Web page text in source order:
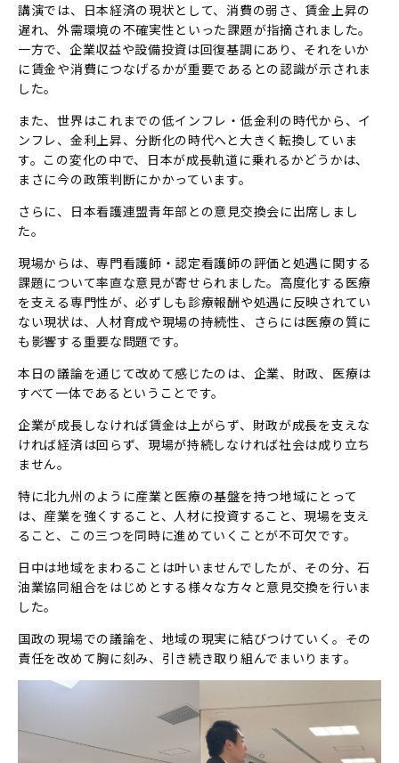
講演では、日本経済の現状として、消費の弱さ、賃金上昇の
遅れ、外需環境の不確実性といった課題が指摘されました。
一方で、企業収益や設備投資は回復基調にあり、それをいか
に賃金や消費につなげるかが重要であるとの認識が示されま
した。
また、世界はこれまでの低インフレ・低金利の時代から、イ
ンフレ、金利上昇、分断化の時代へと大きく転換していま
す。この変化の中で、日本が成長軌道に乗れるかどうかは、
まさに今の政策判断にかかっています。
さらに、日本看護連盟青年部との意見交換会に出席しまし
た。
現場からは、専門看護師・認定看護師の評価と処遇に関する
課題について率直な意見が寄せられました。高度化する医療
を支える専門性が、必ずしも診療報酬や処遇に反映されてい
ない現状は、人材育成や現場の持続性、さらには医療の質に
も影響する重要な問題です。
本日の議論を通じて改めて感じたのは、企業、財政、医療は
すべて一体であるということです。
企業が成長しなければ賃金は上がらず、財政が成長を支えな
ければ経済は回らず、現場が持続しなければ社会は成り立ち
ません。
特に北九州のように産業と医療の基盤を持つ地域にとって
は、産業を強くすること、人材に投資すること、現場を支え
ること、この三つを同時に進めていくことが不可欠です。
日中は地域をまわることは叶いませんでしたが、その分、石
油業協同組合をはじめとする様々な方々と意見交換を行いま
した。
国政の現場での議論を、地域の現実に結びつけていく。その
責任を改めて胸に刻み、引き続き取り組んでまいります。